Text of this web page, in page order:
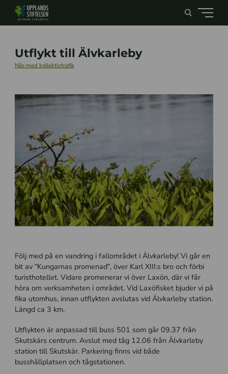
Utflykt till Älvkarleby
Nås med kollektivtrafik
Följ med på en vandring i fallområdet i Älvkarleby! Vi går en
bit av “Kungarnas promenad”, över Karl XIII:s bro och förbi
turisthotellet. Vidare promenerarvi över Laxön, där vi får
höra om verksamheten i området. Vid Laxöfisket bjuder vi på
fika utomhus, innan utflykten avslutas vid Älvkarleby station.
Längd ca 3 km.
Utflykten är anpassad till buss 501 som går 09.37 från
Skutskärs centrum. Avslut med tåg 12.06 från Älvkarleby
station till Skutskär. Parkering finns vid både
busshållplatsen och tågstationen.